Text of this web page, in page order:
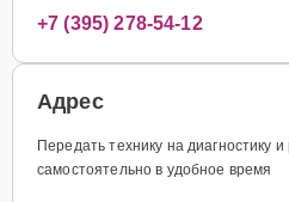
+7 (395) 278-54-12
Адрес
Передать технику на диагностику
самостоятельно в удобное время